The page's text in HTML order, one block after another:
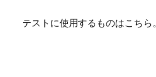
テストに使用するものはこちら。